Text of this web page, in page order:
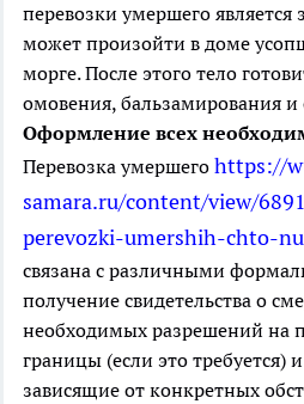
перевозки умершего является
может произойти в доме
морге. После этого тело
омовения, бальзамирования и
Оформление всех
Перевозка умершего https://
samara.ru/content/view/
perevozki-umershih-chto-
связана с различными
получение свидетельства о
необходимых разрешений на
границы (если это требуется)
зависящие от конкретных